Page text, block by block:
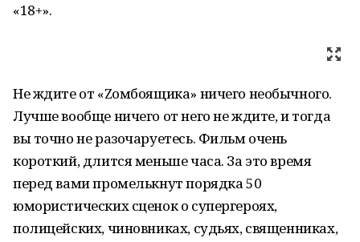
«18+».
Не ждите от «Zомбоящика» ничего необычного.
Лучше вообще ничего от него не ждите, и тогда
вы точно не разочаруетесь. Фильм очень
короткий, длится меньше часа. За это время
перед вами промелькнут порядка 50
юмористических сценок о супергероях,
полицейских, чиновниках, судьях, священниках,